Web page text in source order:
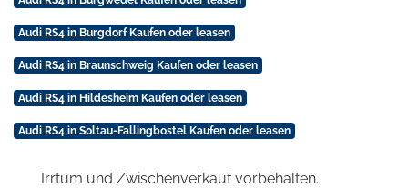
Audi RS4 in Burgdorf Kaufen oder leasen
Audi RS4 in Braunschweig Kaufen oder leasen
Audi RS4 in Hildesheim Kaufen oder leasen
Audi RS4 in Soltau-Fallingbostel Kaufen oder leasen
Irrtum und Zwischenverkauf vorbehalten.